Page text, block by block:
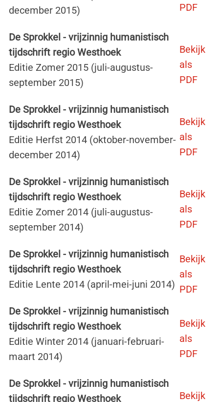
december 2015)
PDF
De Sprokkel - vrijzinnig humanistisch
tijdschrift regio Westhoek
Editie Zomer 2015 (juli-augustus-
september 2015)
Bekijk
als
PDF
De Sprokkel - vrijzinnig humanistisch
tijdschrift regio Westhoek
Editie Herfst 2014 (oktober-november-
december 2014)
Bekijk
als
PDF
De Sprokkel - vrijzinnig humanistisch
tijdschrift regio Westhoek
Editie Zomer 2014 (juli-augustus-
september 2014)
Bekijk
als
PDF
De Sprokkel - vrijzinnig humanistisch
tijdschrift regio Westhoek
Editie Lente 2014 (april-mei-juni 2014)
Bekijk
als
PDF
De Sprokkel - vrijzinnig humanistisch
tijdschrift regio Westhoek
Editie Winter 2014 (januari-februari-
maart 2014)
Bekijk
als
PDF
De Sprokkel - vrijzinnig humanistisch
tijdschrift regio Westhoek
Bekijk